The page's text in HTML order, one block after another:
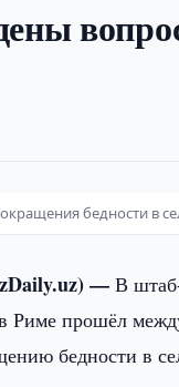
бедности в
—В
прошёл
бедности в